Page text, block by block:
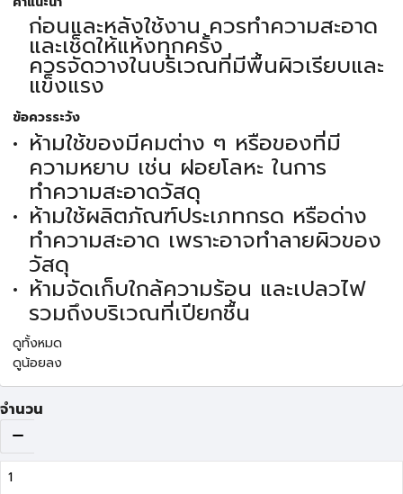
ก่อนและหลังใช้งาน ควรทำความสะอาด
และเช็ดให้แห้งทุกครั้ง
ควรจัดวางในบริเวณที่มีพื้นผิวเรียบและ
แข็งแรง
ข้อควรระวัง
ห้ามใช้ของมีคมต่าง ๆ หรือของที่มี
ความหยาบ เช่น ฝอยโลหะ ในการ
ทำความสะอาดวัสดุ
ห้ามใช้ผลิตภัณฑ์ประเภทกรด หรือด่าง
ทำความสะอาด เพราะอาจทำลายผิวของ
วัสดุ
ห้ามจัดเก็บใกล้ความร้อน และเปลวไฟ
รวมถึงบริเวณที่เปียกชื้น
ดูทั้งหมด
ดูน้อยลง
จำนวน